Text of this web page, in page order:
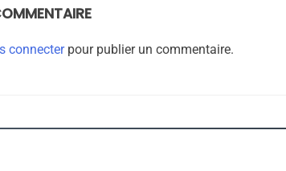
connecterpour publier un commentaire.
Terroir